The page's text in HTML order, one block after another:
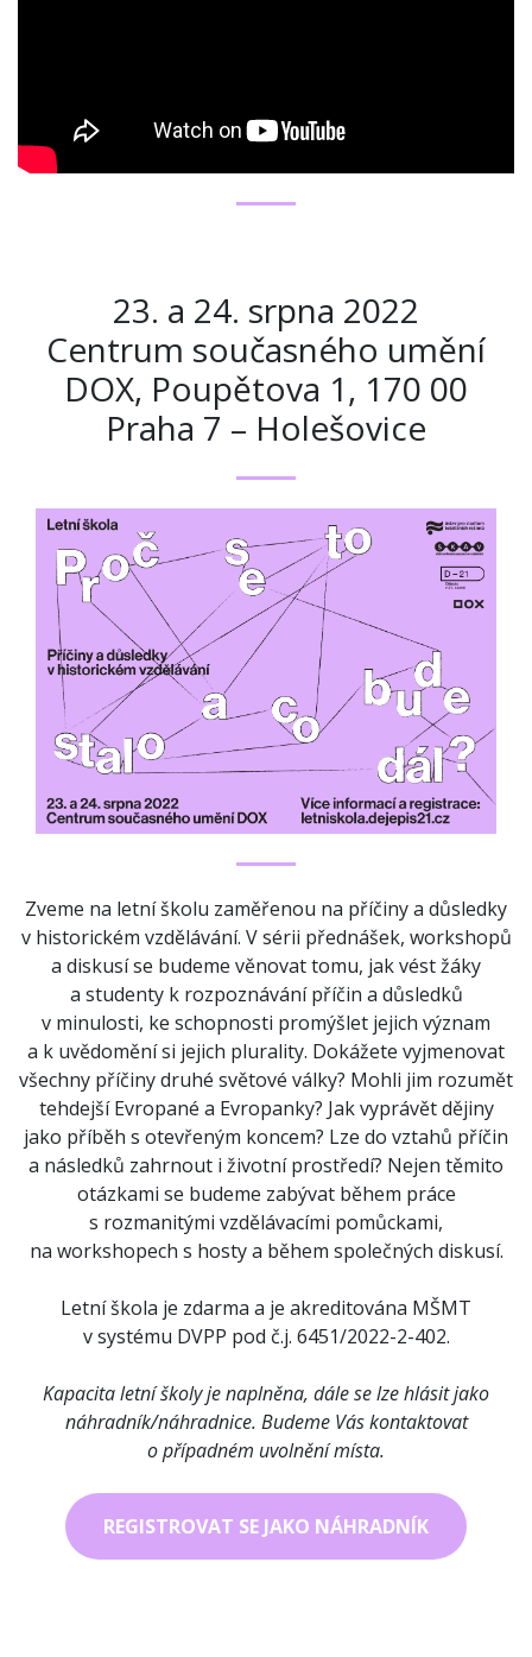
23. a 24. srpna 2022
Centrum současného umění
DOX, Poupětova 1, 170 00
Praha 7 – Holešovice
Zveme na letní školu zaměřenou na příčiny a důsledky
v historickém vzdělávání. V sérii přednášek, workshopů
a diskusí se budeme věnovat tomu, jak vést žáky
a studenty k rozpoznávání příčin a důsledků
v minulosti, ke schopnosti promýšlet jejich význam
a k uvědomění si jejich plurality. Dokážete vyjmenovat
všechny příčiny druhé světové války? Mohli jim rozumět
tehdejší Evropané a Evropanky? Jak vyprávět dějiny
jako příběh s otevřeným koncem? Lze do vztahů příčin
a následků zahrnout i životní prostředí? Nejen těmito
otázkami se budeme zabývat během práce
s rozmanitými vzdělávacími pomůckami,
na workshopech s hosty a během společných diskusí.
Letní škola je zdarma a je akreditována MŠMT
v systému DVPP pod č.j. 6451/2022-2-402.
Kapacita letní školy je naplněna, dále se lze hlásit jako
náhradník/náhradnice. Budeme Vás kontaktovat
o případném uvolnění místa.
REGISTROVAT SE JAKO NÁHRADNÍK